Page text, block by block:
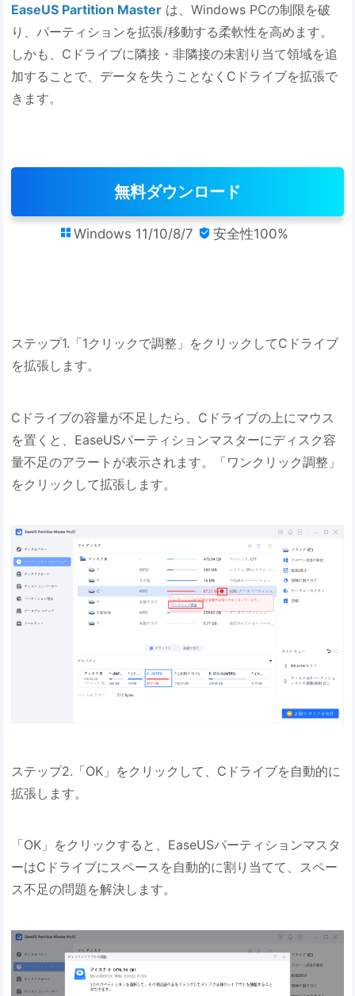
EaseUS Partition Master は、Windows PCの制限を破
り、パーティションを拡張/移動する柔軟性を高めます。
しかも、Cドライブに隣接・非隣接の未割り当て領域を追
加することで、データを失うことなくCドライブを拡張で
きます。
無料ダウンロード
 Windows 11/10/8/7  安全性100%
ステップ1.「1クリックで調整」をクリックしてCドライブ
を拡張します。
Cドライブの容量が不足したら、Cドライブの上にマウス
を置くと、EaseUSパーティションマスターにディスク容
量不足のアラートが表示されます。「ワンクリック調整」
をクリックして拡張します。
ステップ2.「OK」をクリックして、Cドライブを自動的に
拡張します。
「OK」をクリックすると、EaseUSパーティションマスタ
ーはCドライブにスペースを自動的に割り当てて、スペー
ス不足の問題を解決します。